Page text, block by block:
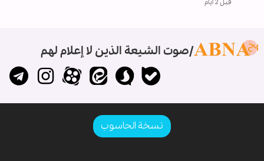
قبل 2 ايام
صوت الشيعة الذين لا إعلام لهم
نسخة الحاسوب